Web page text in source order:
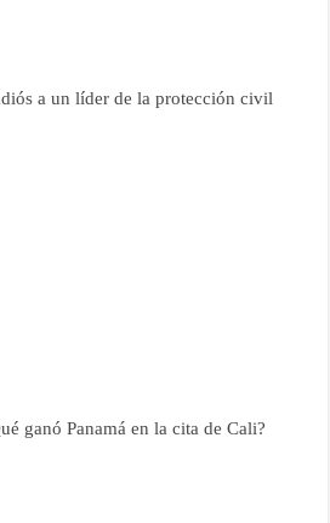
a un líder de la protección civil
ganó Panamá en la cita de Cali?